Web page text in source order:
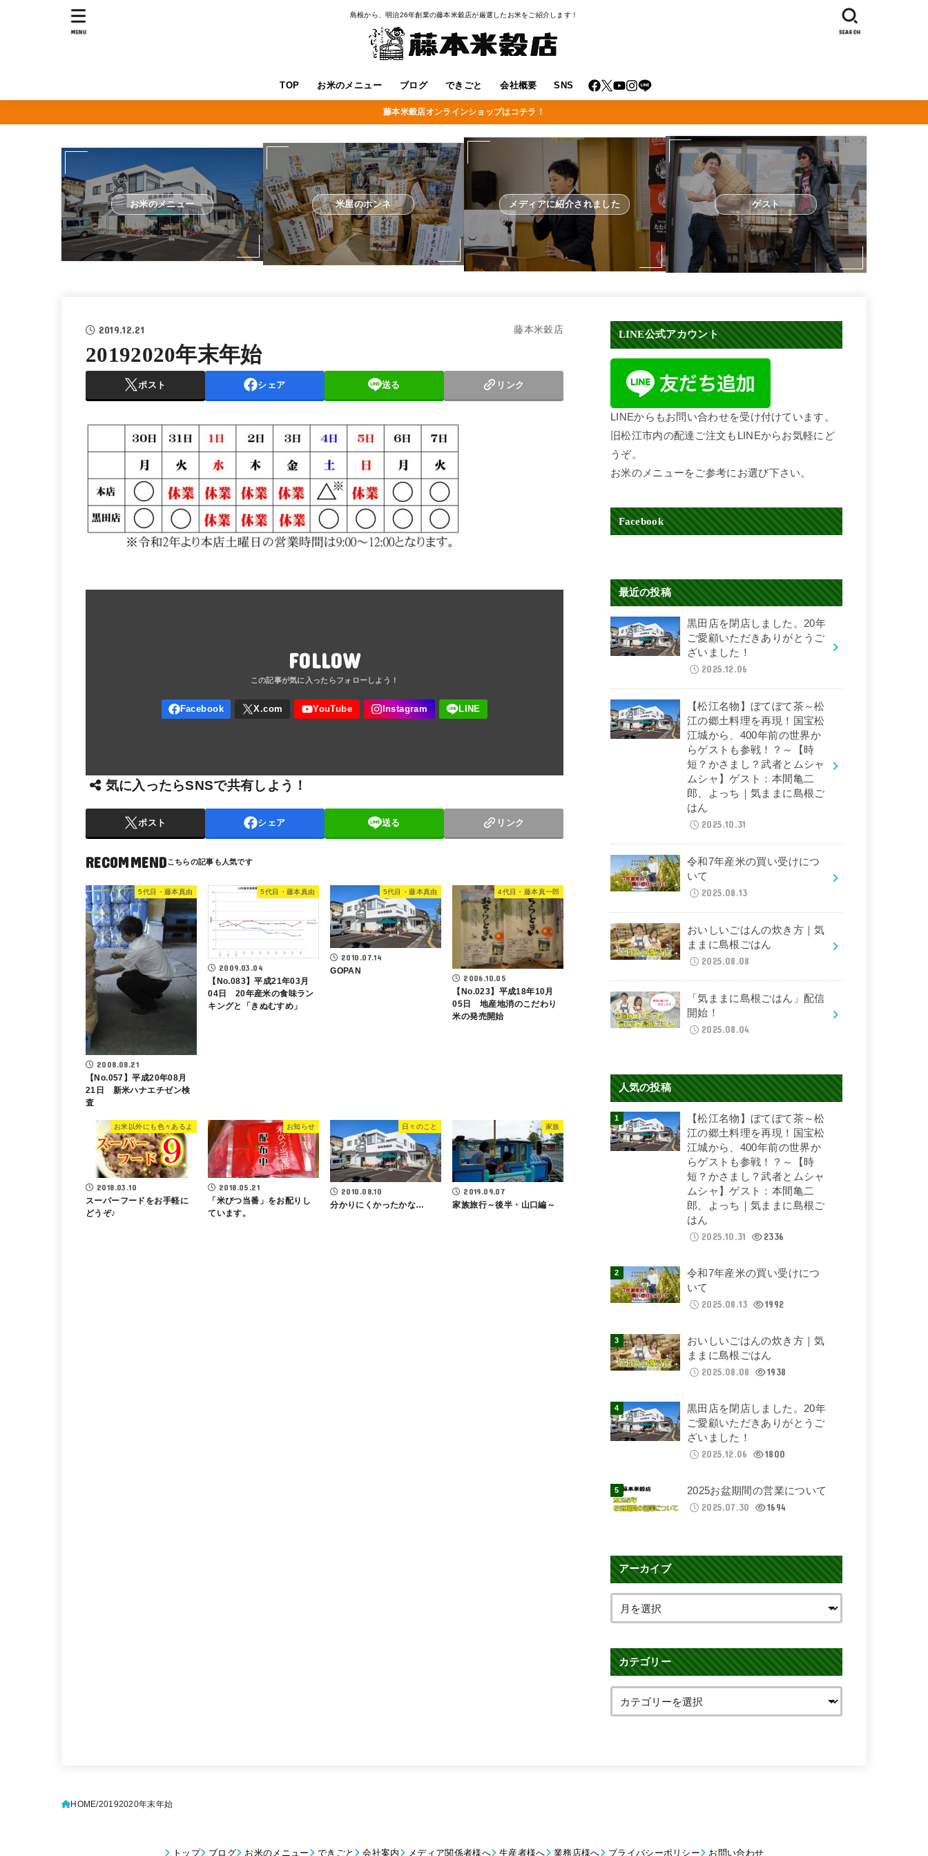
島根から、明治26年創業の藤本米穀店が厳選したお米をご紹介します！
TOP お米のメニュー ブログ できごと 会社概要 SNS
SEARCH
MENU
藤本米穀店オンラインショップはコチラ！
お米のメニュー 米屋のホンネ メディアに紹介されました ゲスト
2019.12.21 藤本米穀店
20192020年末年始
ポスト シェア 送る リンク
FOLLOW
気に入ったらSNSで共有しよう！
ポスト シェア 送る リンク
RECOMMEND
5代目・藤本真由
2008.08.21
【No.057】平成20年08月
21日 新米ハナエチゼン検
査
5代目・藤本真由
2009.03.04
【No.083】平成21年03月
04日 20年産米の食味ラン
キングと「きぬむすめ」
5代目・藤本真由
2010.07.14
GOPAN
4代目・藤本真一郎
2006.10.05
【No.023】平成18年10月
05日 地産地消のこだわり
米の発売開始
お米以外にも色々あるよ
2018.03.10
スーパーフードをお手軽に
どうぞ♪
お知らせ
2018.05.21
「米びつ当番」をお配りし
ています。
日々のこと
2010.08.10
分かりにくかったかな…
家族
2019.09.07
家族旅行～後半・山口編～
LINE公式アカウント
LINEからもお問い合わせを受け付けています。
旧松江市内の配達ご注文もLINEからお気軽にど
うぞ。
お米のメニューをご参考にお選び下さい。
Facebook
最近の投稿
黒田店を閉店しました。20年
ご愛顧いただきありがとうご
ざいました！
2025.12.06
【松江名物】ぼてぼて茶～松
江の郷土料理を再現！国宝松
江城から、400年前の世界か
らゲストも参戦！？～【時
短？かさまし？武者とムシャ
ムシャ】ゲスト：本間亀二
郎、よっち｜気ままに島根ご
はん
2025.10.31
令和7年産米の買い受けにつ
いて
2025.08.13
おいしいごはんの炊き方｜気
ままに島根ごはん
2025.08.08
「気ままに島根ごはん」配信
開始！
2025.08.04
人気の投稿
【松江名物】ぼてぼて茶～松
江の郷土料理を再現！国宝松
江城から、400年前の世界か
らゲストも参戦！？～【時
短？かさまし？武者とムシャ
ムシャ】ゲスト：本間亀二
郎、よっち｜気ままに島根ご
はん
2025.10.31
2336
令和7年産米の買い受けにつ
いて
2025.08.13
1992
おいしいごはんの炊き方｜気
ままに島根ごはん
2025.08.08
1938
黒田店を閉店しました。20年
ご愛顧いただきありがとうご
ざいました！
2025.12.06
1800
2025お盆期間の営業について
2025.07.30
1694
アーカイブ
カテゴリー
HOME 20192020年末年始
トップ ブログ お米のメニュー できごと 会社案内 メディア関係者様へ 生産者様へ 業務店様へ プライバシーポリシー お問い合わせ